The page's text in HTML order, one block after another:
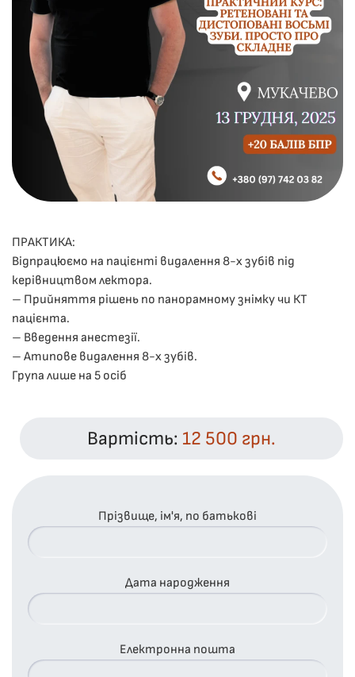
ПРАКТИКА:
Відпрацюємо на пацієнті видалення 8-х зубів під
керівництвом лектора.
– Прийняття рішень по панорамному знімку чи КТ
пацієнта.
– Введення анестезії.
– Атипове видалення 8-х зубів.
Група лише на 5 осіб
Вартість: 12 500 грн.
Прізвище, ім'я, по батькові
Дата народження
Електронна пошта